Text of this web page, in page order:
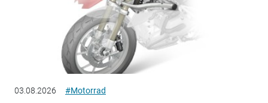
03.08.2026 #Motorrad